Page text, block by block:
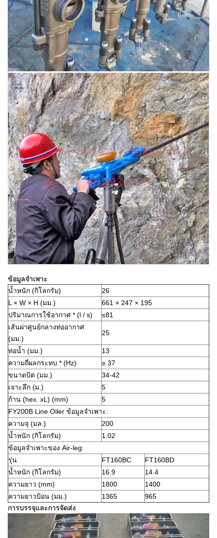
ข้อมูลจำเพาะ
น้ำหนัก (กิโลกรัม)
26
L × W × H (มม.)
661 × 247 × 195
ปริมาณการใช้อากาศ * (l / s)
≤81
เส้นผ่าศูนย์กลางท่ออากาศ
(มม.)
25
ท่อน้ำ (มม.)
13
ความถี่ผลกระทบ * (Hz)
≥ 37
ขนาดบิต (มม.)
34-42
เจาะลึก (ม.)
5
ก้าน (hex. xL) (mm)
5
FY200B Line Oiler ข้อมูลจำเพาะ:
ความจุ (มล.)
200
น้ำหนัก (กิโลกรัม)
1.02
ข้อมูลจำเพาะของ Air-leg:
รุ่น
FT160BC
FT160BD
น้ำหนัก (กิโลกรัม)
16.9
14.4
ความยาว (mm)
1800
1400
ความยาวป้อน (มม.)
1365
965
การบรรจุและการจัดส่ง